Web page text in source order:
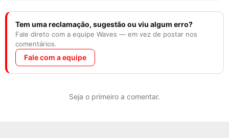
Tem uma reclamação, sugestão ou viu algum erro?
Fale direto com a equipe Waves — em vez de postar nos
comentários.
Fale com a equipe
Seja o primeiro a comentar.